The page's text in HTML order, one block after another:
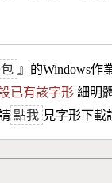
』的Windows作
已有該字形 細明
點我 見字形下載